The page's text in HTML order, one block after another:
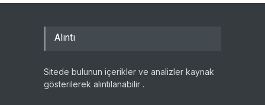
Alıntı
Sitede bulunun içerikler ve analizler kaynak
gösterilerek alıntılanabilir .